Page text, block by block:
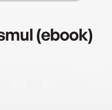
(ebook)